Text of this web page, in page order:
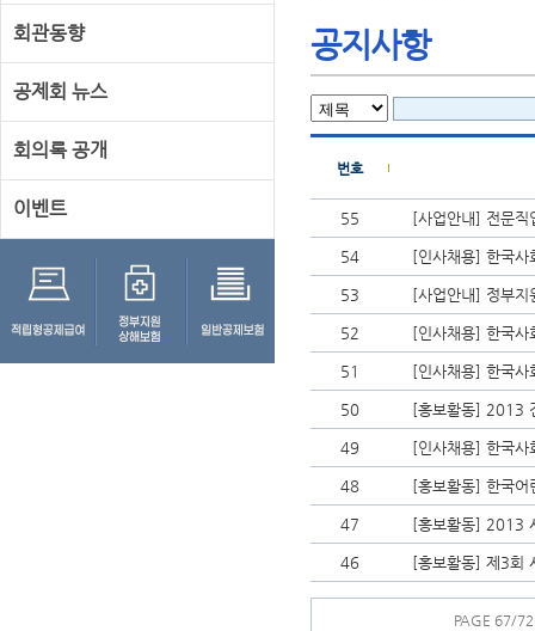
회관동향
공제회 뉴스
회의록 공개
이벤트
공지사항
번호
55 [사업안내] 전문직
54 [인사채용] 한국사
53 [사업안내] 정부지
52 [인사채용] 한국사
51 [인사채용] 한국사
50 [홍보활동] 2013
49 [인사채용] 한국사
48 [홍보활동] 한국어
47 [홍보활동] 2013
46 [홍보활동] 제3회
PAGE 67/72